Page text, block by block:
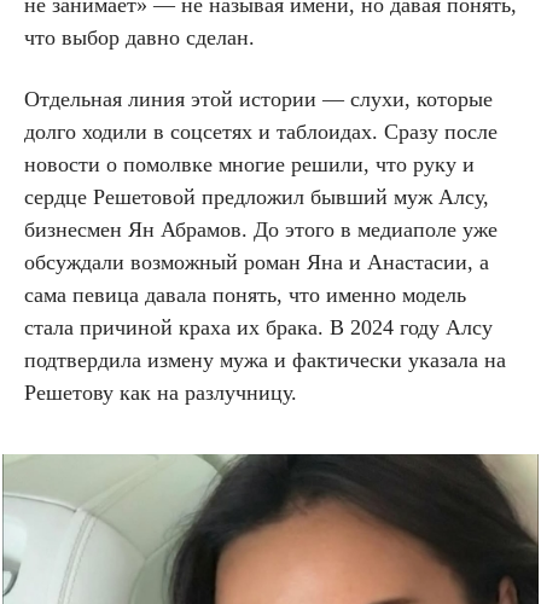
что выбор давно сделан.
Отдельная линия этой истории — слухи, которые
долго ходили в соцсетях и таблоидах. Сразу после
новости о помолвке многие решили, что руку и
сердце Решетовой предложил бывший муж Алсу,
бизнесмен Ян Абрамов. До этого в медиаполе уже
обсуждали возможный роман Яна и Анастасии, а
сама певица давала понять, что именно модель
стала причиной краха их брака. В 2024 году Алсу
подтвердила измену мужа и фактически указала на
Решетову как на разлучницу.